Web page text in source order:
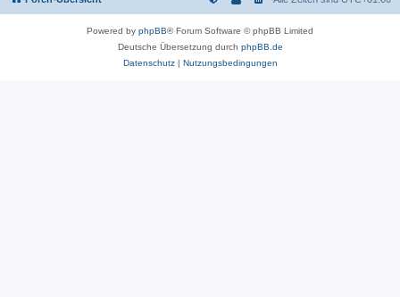
Powered by phpBB® Forum Software © phpBB Limited
Deutsche Übersetzung durch phpBB.de
Datenschutz| Nutzungsbedingungen